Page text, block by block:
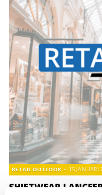
SHIFTWEAR
RETAIL OUTLOOK 15 JANUARI